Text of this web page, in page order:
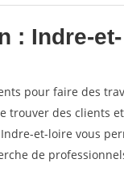
: Indre-et-
pour faire des
trouver des clients et
et-loire vous
de